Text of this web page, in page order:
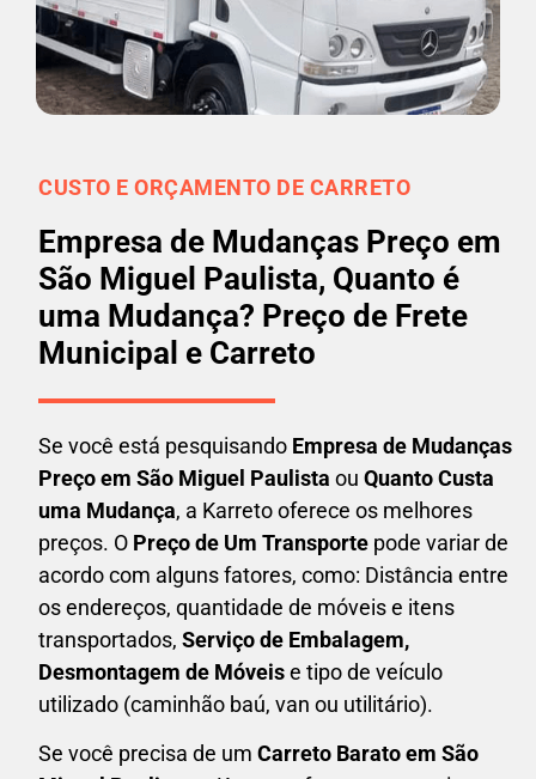
CUSTO E ORÇAMENTO DE CARRETO
Empresa de Mudanças Preço em
São Miguel Paulista, Quanto é
uma Mudança? Preço de Frete
Municipal e Carreto
Se você está pesquisando Empresa de Mudanças
Preço em São Miguel Paulista ou Quanto Custa
uma Mudança, a Karreto oferece os melhores
preços. O Preço de Um Transporte pode variar de
acordo com alguns fatores, como: Distância entre
os endereços, quantidade de móveis e itens
transportados, Serviço de Embalagem,
Desmontagem de Móveise tipo de veículo
utilizado (caminhão baú, van ou utilitário).
Se você precisa de um Carreto Barato em São